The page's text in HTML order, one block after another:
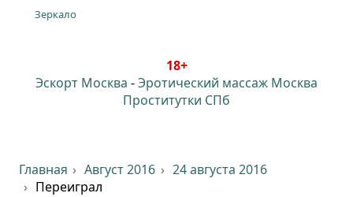
Зеркало
18+
Эскорт Москва -Эротический массаж Москва
Проститутки СПб
Главная Август 2016
24 августа 2016
Переиграл